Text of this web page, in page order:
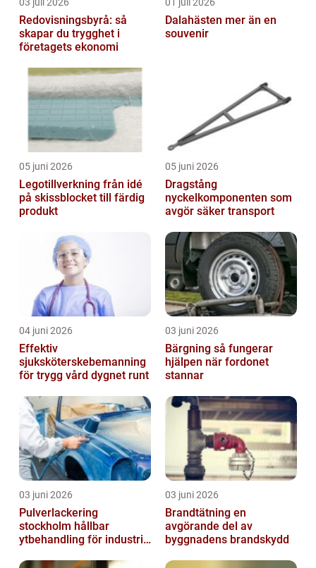
Redovisningsbyrå: så
skapar du trygghet i
företagets ekonomi
Dalahästen mer än en
souvenir
05 juni 2026
Legotillverkning från idé
på skissblocket till färdig
produkt
05 juni 2026
Dragstång
nyckelkomponenten som
avgör säker transport
04 juni 2026
Effektiv
sjuksköterskebemanning
för trygg vård dygnet runt
03 juni 2026
Bärgning så fungerar
hjälpen när fordonet
stannar
03 juni 2026
Pulverlackering
stockholm hållbar
ytbehandling för industri
03 juni 2026
Brandtätning en
avgörande del av
byggnadens brandskydd